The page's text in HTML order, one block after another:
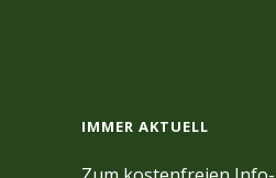
IMMER AKTUELL